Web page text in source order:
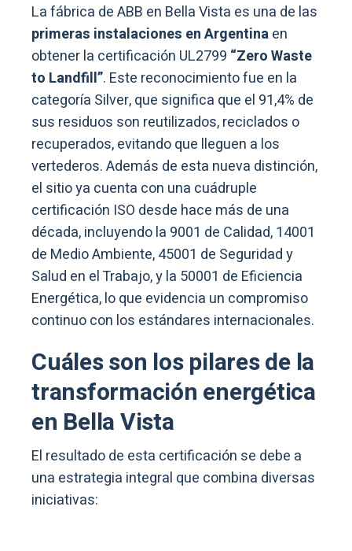
La fábrica de ABB en Bella Vista es una de las
primeras instalaciones en Argentinaen
obtener la certificación UL2799 “Zero Waste
to Landfill”. Este reconocimiento fue en la
categoría Silver, que significa que el 91,4% de
sus residuos son reutilizados, reciclados o
recuperados, evitando que lleguen a los
vertederos. Además de esta nueva distinción,
el sitio ya cuenta con una cuádruple
certificación ISO desde hace más de una
década, incluyendo la 9001 de Calidad, 14001
de Medio Ambiente, 45001 de Seguridad y
Salud en el Trabajo, y la 50001 de Eficiencia
Energética, lo que evidencia un compromiso
continuo con los estándares internacionales.
Cuáles son los pilares de la
transformación energética
en Bella Vista
El resultado de esta certificación se debe a
una estrategia integral que combina diversas
iniciativas: